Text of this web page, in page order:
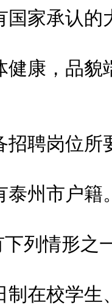
家承认的
，品貌
聘岗位所
州市户籍
情形之
在校学生